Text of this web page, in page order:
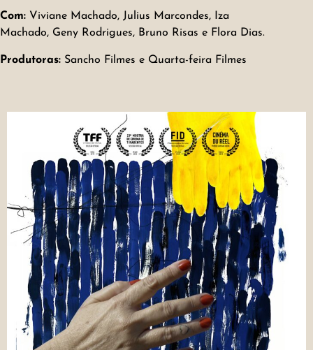
Com: Viviane Machado, Julius Marcondes, Iza
Machado, Geny Rodrigues, Bruno Risas e Flora Dias.
Produtoras: Sancho Filmes e Quarta-feira Filmes